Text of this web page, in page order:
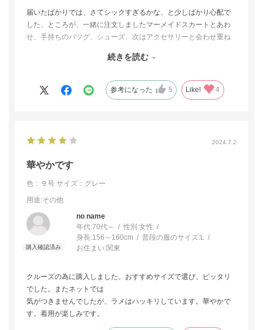
届いたばかりでは、さてシックすぎるかな、と少しばかり心配で
した、ところが、一緒に注文しましたマーメイドスカートとあわ
せ、手持ちのバツグ、シューズ、次はアクセサリーと会わせ重ね
とても良かったと思いました。今回は遠縁ではありますが、親し
ても、いろいろにコーディネートできそうでとても良い買い物を
させていただきました。美しいブラウスです。
続きを読む
参考になった 5 Like! 4
2024.7.2
華やかです
色：９号 サイズ：グレー
用途:その他
no name
年代:70代～ 性別:女性
身長:156～160cm 普段の服のサイズ:L
お住まい:関東
クルーズの為に購入しました。おすすめサイズで選び、ピッタリ
でした。またネットでは
気がつきませんでしたが、ラメはハッキリしています。華やかで
す。着用が楽しみです。